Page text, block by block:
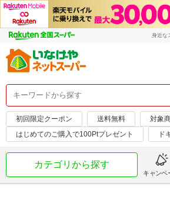
身近な
初回限定クーポン 送料無料
対象
はじめてのご購入で100Ptプレゼント
ド
カテゴリから探す
キャンペ